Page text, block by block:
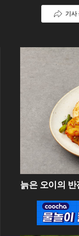
기사
늙은 오이의